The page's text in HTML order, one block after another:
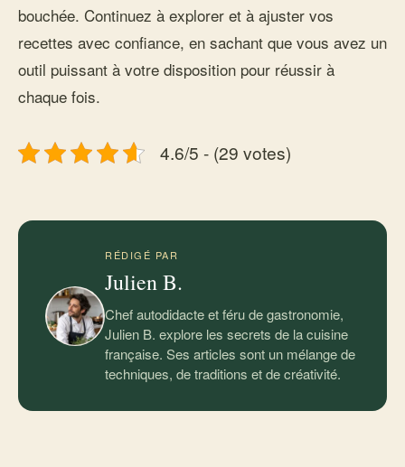
bouchée. Continuez à explorer et à ajuster vos
recettes avec confiance, en sachant que vous avez un
outil puissant à votre disposition pour réussir à
chaque fois.
4.6/5 - (29 votes)
RÉDIGÉ PAR
Julien B.
Chef autodidacte et féru de gastronomie,
Julien B. explore les secrets de la cuisine
française. Ses articles sont un mélange de
techniques, de traditions et de créativité.